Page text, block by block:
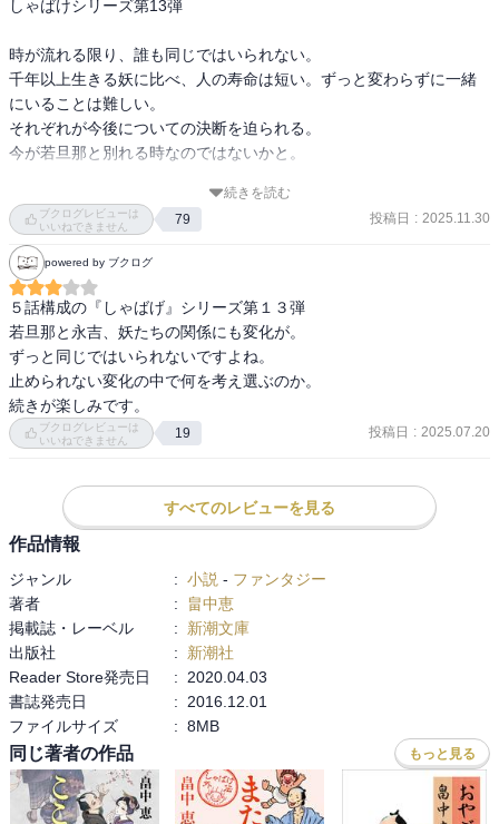
しゃばけシリーズ第13弾
時が流れる限り、誰も同じではいられない。
千年以上生きる妖に比べ、人の寿命は短い。ずっと変わらずに一緒
にいることは難しい。
それぞれが今後についての決断を迫られる。
今が若旦那と別れる時なのではないかと。
ただ、どれほど良い考えや真っ当な明日を示されても、それが進む
ことができる道とは限らない。その正答に縛られなければならない
のか。
悩む仁吉や佐助が出した答えが、なんだか嬉しい。
真に正しい事が一にやるべきこととは限らない。正しい答えではな
くやりたい事を決めた。
正誤だけが答えではなく、視野を広げて答えを探すのも大切だなぁ
としみじみしました。
感じさせられました。
「長き時を生く妖として生まれたら、何としても己の足で立つこと
を覚えねば、先へ、いや、来年来月さえもいけないのだ」
続きを読む
ブクログレビューは
いいねできません
79 投稿日 : 2025.11.30
powered by ブクログ
５話構成の『しゃばげ』シリーズ第１３弾
若旦那と永吉、妖たちの関係にも変化が。
ずっと同じではいられないですよね。
止められない変化の中で何を考え選ぶのか。
続きが楽しみです。
ブクログレビューは
いいねできません
19 投稿日 : 2025.07.20
すべてのレビューを見る
作品情報
ジャンル : 小説 - ファンタジー
著者
:
畠中恵
掲載誌・レーベル
:
新潮文庫
出版社
:
新潮社
Reader Store発売日
:
2020.04.03
書誌発売日
:
2016.12.01
ファイルサイズ
: 8MB
同じ著者の作品 もっと見る